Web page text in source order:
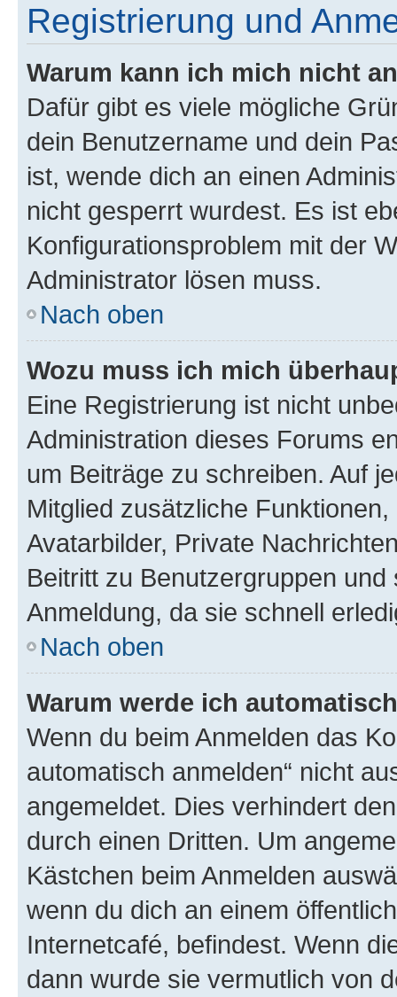
Registrierung und
Warum kann ich mich nicht
Dafür gibt es viele mögliche
dein Benutzername und dein
ist, wende dich an einen
nicht gesperrt wurdest. Es ist
Konfigurationsproblem mit der
Administrator lösen muss.
Nach oben
Wozu muss ich mich
Eine Registrierung ist nicht
Administration dieses Forums
um Beiträge zu schreiben. Auf
Mitglied zusätzliche
Avatarbilder, Private
Beitritt zu Benutzergruppen
Anmeldung, da sie schnell
Nach oben
Warum werde ich
Wenn du beim Anmelden das
automatisch anmelden“ nicht
angemeldet. Dies verhindert
durch einen Dritten. Um
Kästchen beim Anmelden
wenn du dich an einem
Internetcafé, befindest. Wenn
dann wurde sie vermutlich von